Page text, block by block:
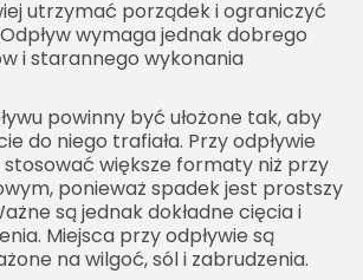
utrzymać porządek i ograniczyć
wymaga jednak dobrego
i starannego wykonania
powinny być ułożone tak, aby
do niego trafiała. Przy odpływie
większe formaty niż przy
ponieważ spadek jest prostszy
są jednak dokładne cięcia i
Miejsca przy odpływie są
na wilgoć, sól i zabrudzenia.